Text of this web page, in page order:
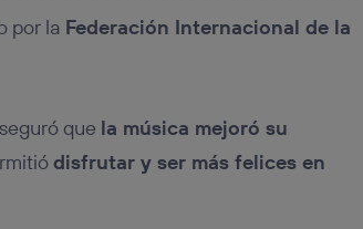
por la Federación Internacional de la
que la música mejoró su
disfrutar y ser más felices en
recibirá el mismo identificador.
“Administrar Utiq” en la parte